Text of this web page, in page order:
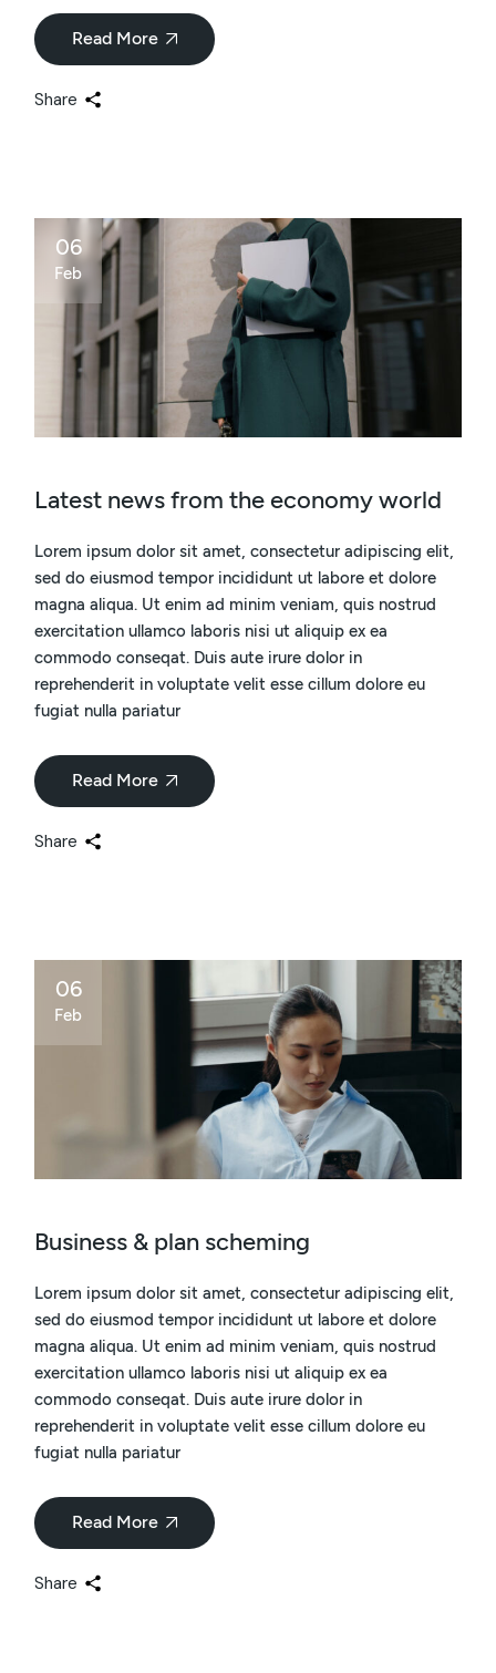
Read More
Share
06
Feb
Latest news from the economy world
Lorem ipsum dolor sit amet, consectetur adipiscing elit,
sed do eiusmod tempor incididunt ut labore et dolore
magna aliqua. Ut enim ad minim veniam, quis nostrud
exercitation ullamco laboris nisi ut aliquip ex ea
commodo conseqat. Duis aute irure dolor in
reprehenderit in voluptate velit esse cillum dolore eu
fugiat nulla pariatur
Read More
Share
06
Feb
Business & plan scheming
Lorem ipsum dolor sit amet, consectetur adipiscing elit,
sed do eiusmod tempor incididunt ut labore et dolore
magna aliqua. Ut enim ad minim veniam, quis nostrud
exercitation ullamco laboris nisi ut aliquip ex ea
commodo conseqat. Duis aute irure dolor in
reprehenderit in voluptate velit esse cillum dolore eu
fugiat nulla pariatur
Read More
Share